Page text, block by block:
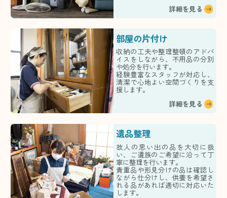
詳細を見る
部屋の片付け
収納の工夫や整理整頓のアドバ
イスをしながら、不用品の分別
や処分を行います。
経験豊富なスタッフが対応し、
清潔で心地よい空間づくりを支
援します。
詳細を見る
遺品整理
故人の思い出の品を大切に扱
い、ご遺族のご希望に沿って丁
寧に整理を行います。
貴重品や形見分けの品は確認し
ながら仕分けし、供養を希望さ
れる品があれば適切に対応いた
します。